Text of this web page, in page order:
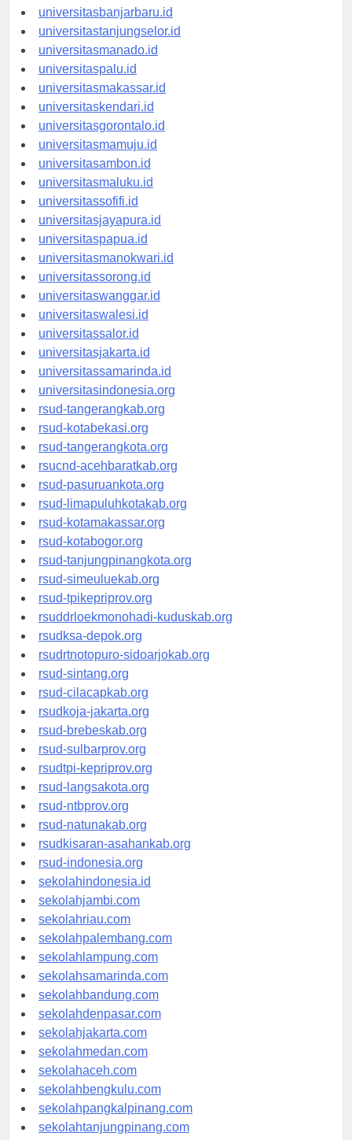
universitaspalangkaraya.id
universitasbanjarbaru.id
universitastanjungselor.id
universitasmanado.id
universitaspalu.id
universitasmakassar.id
universitaskendari.id
universitasgorontalo.id
universitasmamuju.id
universitasambon.id
universitasmaluku.id
universitassofifi.id
universitasjayapura.id
universitaspapua.id
universitasmanokwari.id
universitassorong.id
universitaswanggar.id
universitaswalesi.id
universitassalor.id
universitasjakarta.id
universitassamarinda.id
universitasindonesia.org
rsud-tangerangkab.org
rsud-kotabekasi.org
rsud-tangerangkota.org
rsucnd-acehbaratkab.org
rsud-pasuruankota.org
rsud-limapuluhkotakab.org
rsud-kotamakassar.org
rsud-kotabogor.org
rsud-tanjungpinangkota.org
rsud-simeuluekab.org
rsud-tpikepriprov.org
rsuddrloekmonohadi-kuduskab.org
rsudksa-depok.org
rsudrtnotopuro-sidoarjokab.org
rsud-sintang.org
rsud-cilacapkab.org
rsudkoja-jakarta.org
rsud-brebeskab.org
rsud-sulbarprov.org
rsudtpi-kepriprov.org
rsud-langsakota.org
rsud-ntbprov.org
rsud-natunakab.org
rsudkisaran-asahankab.org
rsud-indonesia.org
sekolahindonesia.id
sekolahjambi.com
sekolahriau.com
sekolahpalembang.com
sekolahlampung.com
sekolahsamarinda.com
sekolahbandung.com
sekolahdenpasar.com
sekolahjakarta.com
sekolahmedan.com
sekolahaceh.com
sekolahbengkulu.com
sekolahpangkalpinang.com